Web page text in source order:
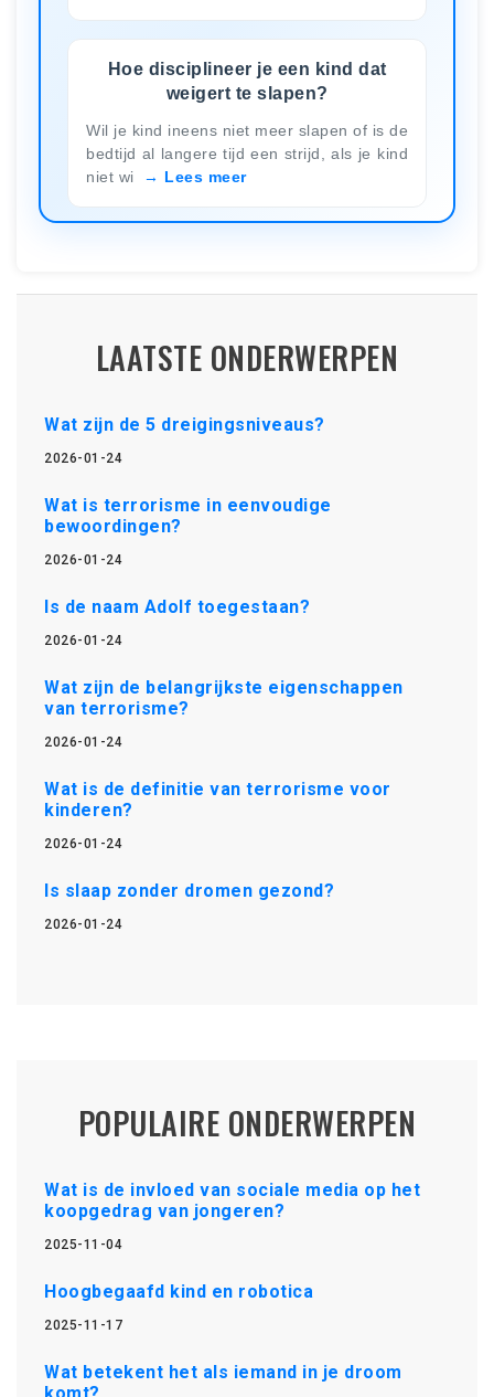
Hoe disciplineer je een kind dat
weigert te slapen?
Wil je kind ineens niet meer slapen of is de
bedtijd al langere tijd een strijd, als je kind
niet wi
Lees meer
LAATSTE ONDERWERPEN
Wat zijn de 5 dreigingsniveaus?
2026-01-24
Wat is terrorisme in eenvoudige
bewoordingen?
2026-01-24
Is de naam Adolf toegestaan?
2026-01-24
Wat zijn de belangrijkste eigenschappen
van terrorisme?
2026-01-24
Wat is de definitie van terrorisme voor
kinderen?
2026-01-24
Is slaap zonder dromen gezond?
2026-01-24
POPULAIRE ONDERWERPEN
Wat is de invloed van sociale media op het
koopgedrag van jongeren?
2025-11-04
Hoogbegaafd kind en robotica
2025-11-17
Wat betekent het als iemand in je droom